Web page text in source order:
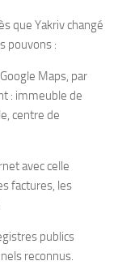
que Yakriv changé
pouvons :
Maps, par
: immeuble de
centre de
avec celle
factures, les
publics
reconnus.